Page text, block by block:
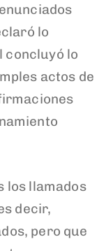
lo
concluyó lo
actos de
los llamados
decir,
pero que